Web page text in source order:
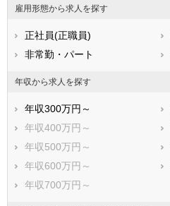
犬山市
稲沢市
東海市
知多市
岩倉市
日進市
愛西市
北名古屋市
みよし市
雇用形態から求人を探す
正社員(正職員)
非常勤・パート
年収から求人を探す
年収300万円～
年収400万円～
年収500万円～
年収600万円～
年収700万円～